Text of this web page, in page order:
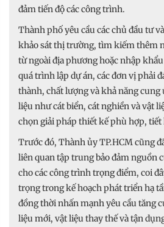
đảm tiến độ các công trình.
Thành phố yêu cầu các chủ đầu tư
khảo sát thị trường, tìm kiếm thêm
từ ngoài địa phương hoặc nhập
quá trình lập dự án, các đơn vị phải
thành, chất lượng và khả năng cung
liệu như cát biển, cát nghiền và vật
chọn giải pháp thiết kế phù hợp, tiết
Trước đó, Thành ủy TP.HCM cũng
liên quan tập trung bảo đảm nguồn
cho các công trình trọng điểm, coi
trọng trong kế hoạch phát triển hạ
đồng thời nhấn mạnh yêu cầu tăng
liệu mới, vật liệu thay thế và tận